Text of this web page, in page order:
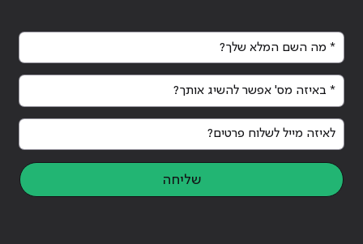
* מה השם המלא שלך?
* באיזה מס' אפשר להשיג אותך?
לאיזה מייל לשלוח פרטים?
שליחה